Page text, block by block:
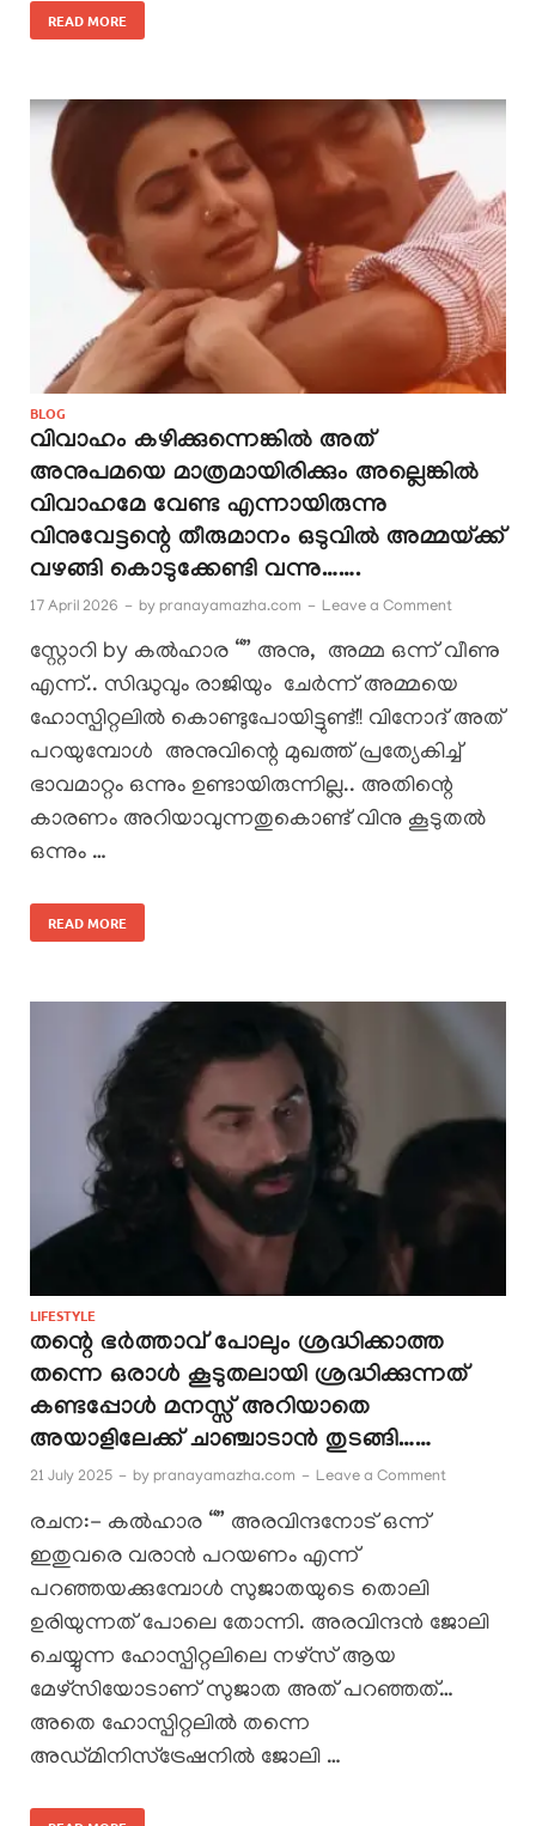
READ MORE
BLOG
വിവാഹം കഴിക്കുന്നെങ്കിൽ അത്
അനുപമയെ മാത്രമായിരിക്കും അല്ലെങ്കിൽ
വിവാഹമേ വേണ്ട എന്നായിരുന്നു
വിനുവേട്ടന്റെ തീരുമാനം ഒടുവിൽ അമ്മയ്ക്ക്
വഴങ്ങി കൊടുക്കേണ്ടി വന്നു…….
17 April 2026 - by pranayamazha.com - Leave a Comment
സ്റ്റോറി by കൽഹാര “” അനു, അമ്മ ഒന്ന് വീണു
എന്ന്.. സിദ്ധുവും രാജിയും ചേർന്ന് അമ്മയെ
ഹോസ്പിറ്റലിൽ കൊണ്ടുപോയിട്ടുണ്ട്!! വിനോദ് അത്
പറയുമ്പോൾ അനുവിന്റെ മുഖത്ത് പ്രത്യേകിച്ച്
ഭാവമാറ്റം ഒന്നും ഉണ്ടായിരുന്നില്ല.. അതിന്റെ
കാരണം അറിയാവുന്നതുകൊണ്ട് വിനു കൂടുതൽ
ഒന്നും …
READ MORE
LIFESTYLE
തന്റെ ഭർത്താവ് പോലും ശ്രദ്ധിക്കാത്ത
തന്നെ ഒരാൾ കൂടുതലായി ശ്രദ്ധിക്കുന്നത്
കണ്ടപ്പോൾ മനസ്സ് അറിയാതെ
അയാളിലേക്ക് ചാഞ്ചാടാൻ തുടങ്ങി……
21 July 2025 - by pranayamazha.com - Leave a Comment
രചന:- കൽഹാര “” അരവിന്ദനോട് ഒന്ന്
ഇതുവരെ വരാൻ പറയണം എന്ന്
പറഞ്ഞയക്കുമ്പോൾ സുജാതയുടെ തൊലി
ഉരിയുന്നത് പോലെ തോന്നി. അരവിന്ദൻ ജോലി
ചെയ്യുന്ന ഹോസ്പിറ്റലിലെ നഴ്സ് ആയ
മേഴ്സിയോടാണ് സുജാത അത് പറഞ്ഞത്…
അതെ ഹോസ്പിറ്റലിൽ തന്നെ
അഡ്മിനിസ്ട്രേഷനിൽ ജോലി …